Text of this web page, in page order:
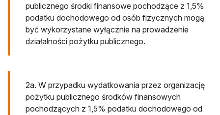
publicznego środki finansowe pochodzące z 1,5%
podatku dochodowego od osób fizycznych mogą
być wykorzystane wyłącznie na prowadzenie
działalności pożytku publicznego.
2a. W przypadku wydatkowania przez organizację
pożytku publicznego środków finansowych
pochodzących z 1,5% podatku dochodowego od